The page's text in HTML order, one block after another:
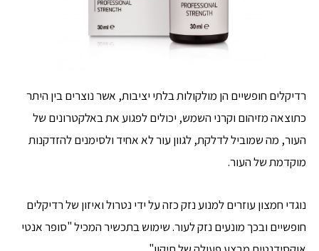
רדיקלים חופשיים הן מולקולות בלתי יציבות, אשר נוצרים בין היתר
כתוצאה מזיהום וקרני השמש, יכולים לפגוע את באלקטרונים של
העור, מה שמוביל לדלקת, לגוון עור לא אחיד ולסימנים להזדקנות
מוקדמת של העור.
נוגדי חמצון עוזרים למנוע נזק כזה על ידי נטרול ואיזון של רדיקלים
חופשיים ובכך מונעים נזק לעור. שימוש בתכשיר המכיל "סופר אנטי